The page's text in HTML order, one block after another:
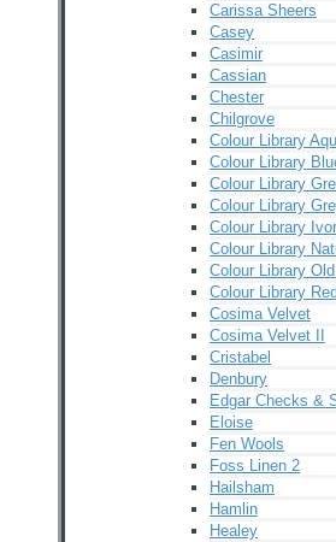
Carissa Sheers
Casey
Casimir
Cassian
Chester
Chilgrove
Colour Library
Colour Library
Colour Library
Colour Library
Colour Library
Colour Library
Colour Library
Colour Library Red
Cosima Velvet
Cosima Velvet II
Cristabel
Denbury
Edgar Checks &
Eloise
Fen Wools
Foss Linen 2
Hailsham
Hamlin
Healey